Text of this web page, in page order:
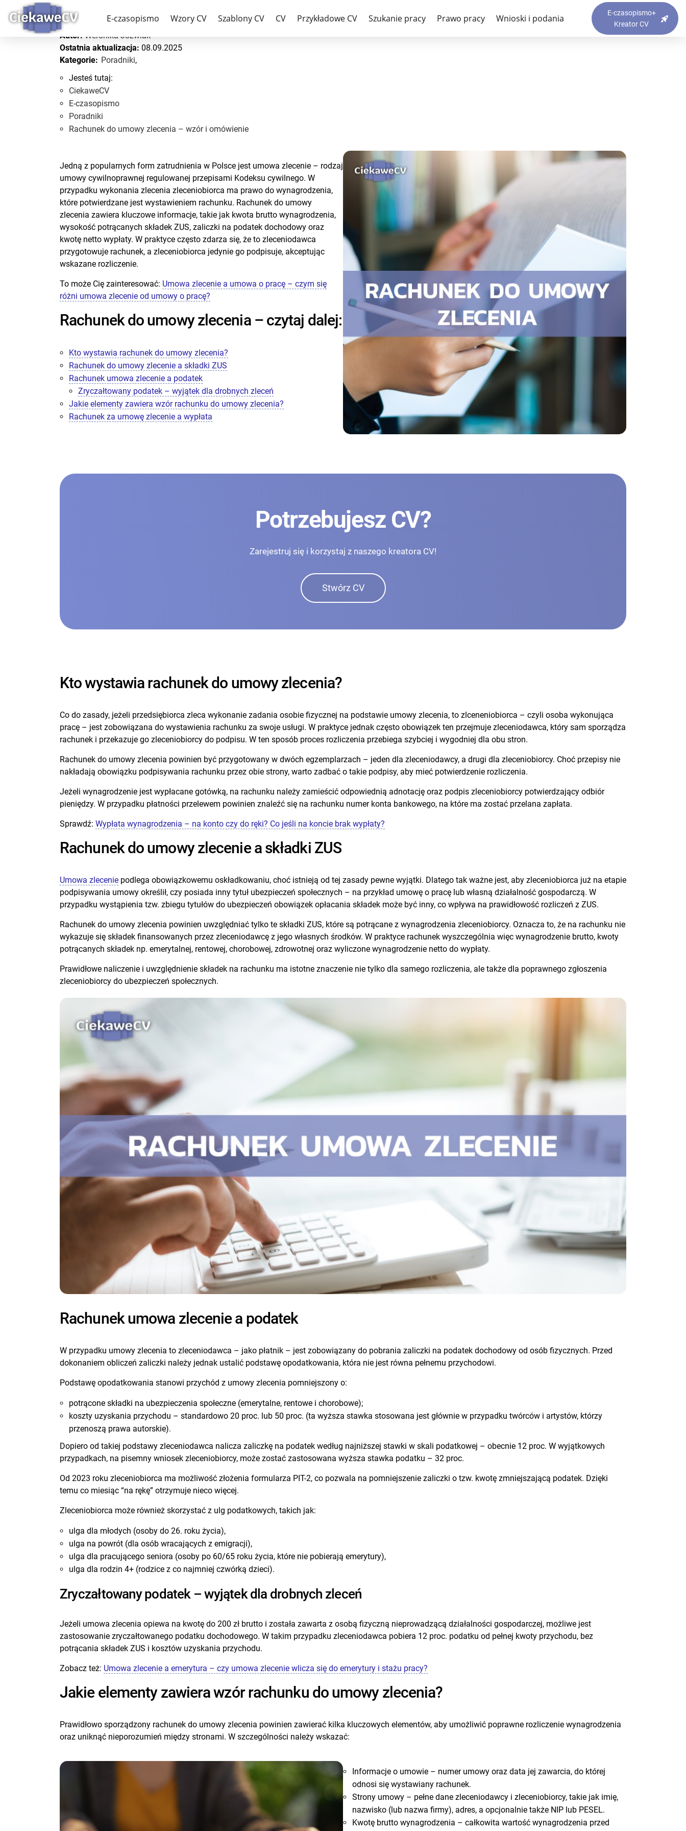
E-czasopismo Wzory CV Szablony CV CV Przykładowe CV Szukanie pracy Prawo pracy Wnioski i podania
E-czasopismo+
Kreator CV
Rachunek do umowy zlecenia – wzór i omówienie
Autor: Weronika Jóźwiak
Ostatnia aktualizacja: 08.09.2025
Kategorie: Poradniki,
Jesteś tutaj:
CiekaweCV
E-czasopismo
Poradniki
Rachunek do umowy zlecenia – wzór i omówienie
Jedną z popularnych form zatrudnienia w Polsce jest umowa zlecenie – rodzaj
umowy cywilnoprawnej regulowanej przepisami Kodeksu cywilnego. W
przypadku wykonania zlecenia zleceniobiorca ma prawo do wynagrodzenia,
które potwierdzane jest wystawieniem rachunku. Rachunek do umowy
zlecenia zawiera kluczowe informacje, takie jak kwota brutto wynagrodzenia,
wysokość potrącanych składek ZUS, zaliczki na podatek dochodowy oraz
kwotę netto wypłaty. W praktyce często zdarza się, że to zleceniodawca
przygotowuje rachunek, a zleceniobiorca jedynie go podpisuje, akceptując
wskazane rozliczenie.
To może Cię zainteresować: Umowa zlecenie a umowa o pracę – czym się
różni umowa zlecenie od umowy o pracę?
Rachunek do umowy zlecenia – czytaj dalej:
Kto wystawia rachunek do umowy zlecenia?
Rachunek do umowy zlecenie a składki ZUS
Rachunek umowa zlecenie a podatek
Zryczałtowany podatek – wyjątek dla drobnych zleceń
Jakie elementy zawiera wzór rachunku do umowy zlecenia?
Rachunek za umowę zlecenie a wypłata
Potrzebujesz CV?
Zarejestruj się i korzystaj z naszego kreatora CV!
Stwórz CV
Kto wystawia rachunek do umowy zlecenia?
Co do zasady, jeżeli przedsiębiorca zleca wykonanie zadania osobie fizycznej na podstawie umowy zlecenia, to zlceneniobiorca – czyli osoba wykonująca
pracę – jest zobowiązana do wystawienia rachunku za swoje usługi. W praktyce jednak często obowiązek ten przejmuje zleceniodawca, który sam sporządza
rachunek i przekazuje go zleceniobiorcy do podpisu. W ten sposób proces rozliczenia przebiega szybciej i wygodniej dla obu stron.
Rachunek do umowy zlecenia powinien być przygotowany w dwóch egzemplarzach – jeden dla zleceniodawcy, a drugi dla zleceniobiorcy. Choć przepisy nie
nakładają obowiązku podpisywania rachunku przez obie strony, warto zadbać o takie podpisy, aby mieć potwierdzenie rozliczenia.
Jeżeli wynagrodzenie jest wypłacane gotówką, na rachunku należy zamieścić odpowiednią adnotację oraz podpis zleceniobiorcy potwierdzający odbiór
pieniędzy. W przypadku płatności przelewem powinien znaleźć się na rachunku numer konta bankowego, na które ma zostać przelana zapłata.
Sprawdź: Wypłata wynagrodzenia – na konto czy do ręki? Co jeśli na koncie brak wypłaty?
Rachunek do umowy zlecenie a składki ZUS
Umowa zlecenie podlega obowiązkowemu oskładkowaniu, choć istnieją od tej zasady pewne wyjątki. Dlatego tak ważne jest, aby zleceniobiorca już na etapie
podpisywania umowy określił, czy posiada inny tytuł ubezpieczeń społecznych – na przykład umowę o pracę lub własną działalność gospodarczą. W
przypadku wystąpienia tzw. zbiegu tytułów do ubezpieczeń obowiązek opłacania składek może być inny, co wpływa na prawidłowość rozliczeń z ZUS.
Rachunek do umowy zlecenia powinien uwzględniać tylko te składki ZUS, które są potrącane z wynagrodzenia zleceniobiorcy. Oznacza to, że na rachunku nie
wykazuje się składek finansowanych przez zleceniodawcę z jego własnych środków. W praktyce rachunek wyszczególnia więc wynagrodzenie brutto, kwoty
potrącanych składek np. emerytalnej, rentowej, chorobowej, zdrowotnej oraz wyliczone wynagrodzenie netto do wypłaty.
Prawidłowe naliczenie i uwzględnienie składek na rachunku ma istotne znaczenie nie tylko dla samego rozliczenia, ale także dla poprawnego zgłoszenia
zleceniobiorcy do ubezpieczeń społecznych.
Rachunek umowa zlecenie a podatek
W przypadku umowy zlecenia to zleceniodawca – jako płatnik – jest zobowiązany do pobrania zaliczki na podatek dochodowy od osób fizycznych. Przed
dokonaniem obliczeń zaliczki należy jednak ustalić podstawę opodatkowania, która nie jest równa pełnemu przychodowi.
Podstawę opodatkowania stanowi przychód z umowy zlecenia pomniejszony o:
potrącone składki na ubezpieczenia społeczne (emerytalne, rentowe i chorobowe);
koszty uzyskania przychodu – standardowo 20 proc. lub 50 proc. (ta wyższa stawka stosowana jest głównie w przypadku twórców i artystów, którzy
przenoszą prawa autorskie).
Dopiero od takiej podstawy zleceniodawca nalicza zaliczkę na podatek według najniższej stawki w skali podatkowej – obecnie 12 proc. W wyjątkowych
przypadkach, na pisemny wniosek zleceniobiorcy, może zostać zastosowana wyższa stawka podatku – 32 proc.
Od 2023 roku zleceniobiorca ma możliwość złożenia formularza PIT-2, co pozwala na pomniejszenie zaliczki o tzw. kwotę zmniejszającą podatek. Dzięki
temu co miesiąc “na rękę” otrzymuje nieco więcej.
Zleceniobiorca może również skorzystać z ulg podatkowych, takich jak:
ulga dla młodych (osoby do 26. roku życia),
ulga na powrót (dla osób wracających z emigracji),
ulga dla pracującego seniora (osoby po 60/65 roku życia, które nie pobierają emerytury),
ulga dla rodzin 4+ (rodzice z co najmniej czwórką dzieci).
Zryczałtowany podatek – wyjątek dla drobnych zleceń
Jeżeli umowa zlecenia opiewa na kwotę do 200 zł brutto i została zawarta z osobą fizyczną nieprowadzącą działalności gospodarczej, możliwe jest
zastosowanie zryczałtowanego podatku dochodowego. W takim przypadku zleceniodawca pobiera 12 proc. podatku od pełnej kwoty przychodu, bez
potrącania składek ZUS i kosztów uzyskania przychodu.
Zobacz też: Umowa zlecenie a emerytura – czy umowa zlecenie wlicza się do emerytury i stażu pracy?
Jakie elementy zawiera wzór rachunku do umowy zlecenia?
Prawidłowo sporządzony rachunek do umowy zlecenia powinien zawierać kilka kluczowych elementów, aby umożliwić poprawne rozliczenie wynagrodzenia
oraz uniknąć nieporozumień między stronami. W szczególności należy wskazać:
Informacje o umowie – numer umowy oraz data jej zawarcia, do której
odnosi się wystawiany rachunek.
Strony umowy – pełne dane zleceniodawcy i zleceniobiorcy, takie jak imię,
nazwisko (lub nazwa firmy), adres, a opcjonalnie także NIP lub PESEL.
Kwotę brutto wynagrodzenia – całkowita wartość wynagrodzenia przed